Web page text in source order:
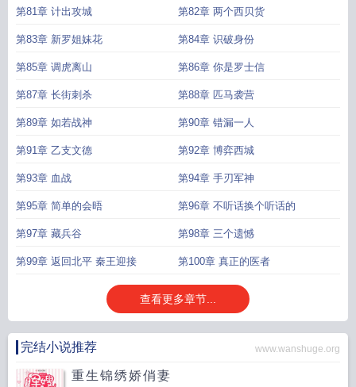
第81章 计出攻城 第82章 两个西贝货
第83章 新罗姐妹花 第84章 识破身份
第85章 调虎离山 第86章 你是罗士信
第87章 长街刺杀 第88章 匹马袭营
第89章 如若战神 第90章 错漏一人
第91章 乙支文德 第92章 博弈西城
第93章 血战 第94章 手刃军神
第95章 简单的会晤 第96章 不听话换个听话的
第97章 藏兵谷 第98章 三个遗憾
第99章 返回北平 秦王迎接 第100章 真正的医者
查看更多章节...
完结小说推荐 www.wanshuge.org
重生锦绣娇俏妻